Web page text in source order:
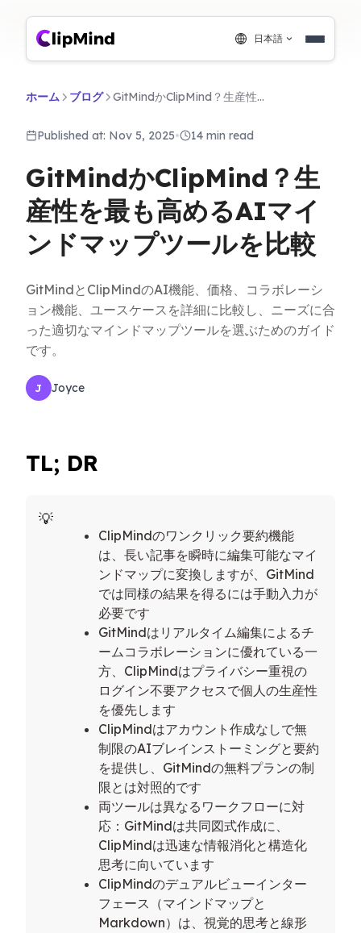
日本語
ホーム ブログ GitMindかClipMind？生産性を最も高めるAIマインドマップツールを比較
Published at: Nov 5, 2025• 14 min read
GitMindかClipMind？生
産性を最も高めるAIマイ
ンドマップツールを比較
GitMindとClipMindのAI機能、価格、コラボレーシ
ョン機能、ユースケースを詳細に比較し、ニーズに合
った適切なマインドマップツールを選ぶためのガイド
です。
J Joyce
TL; DR
ClipMindのワンクリック要約機能
は、長い記事を瞬時に編集可能なマイ
ンドマップに変換しますが、GitMind
では同様の結果を得るには手動入力が
必要です
GitMindはリアルタイム編集によるチ
ームコラボレーションに優れている一
方、ClipMindはプライバシー重視の
ログイン不要アクセスで個人の生産性
を優先します
ClipMindはアカウント作成なしで無
制限のAIブレインストーミングと要約
を提供し、GitMindの無料プランの制
限とは対照的です
両ツールは異なるワークフローに対
応：GitMindは共同図式作成に、
ClipMindは迅速な情報消化と構造化
思考に向いています
ClipMindのデュアルビューインター
フェース（マインドマップと
Markdown）は、視覚的思考と線形